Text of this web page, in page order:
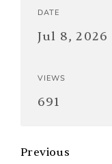
DATE
Jul 8, 2026
VIEWS
691
Previous